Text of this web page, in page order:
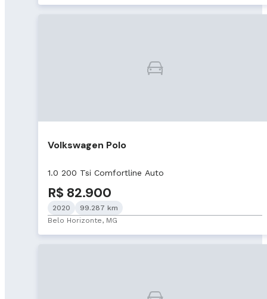
Volkswagen Polo
1.0 200 Tsi Comfortline Auto
R$ 82.900
2020
99.287 km
Belo Horizonte, MG